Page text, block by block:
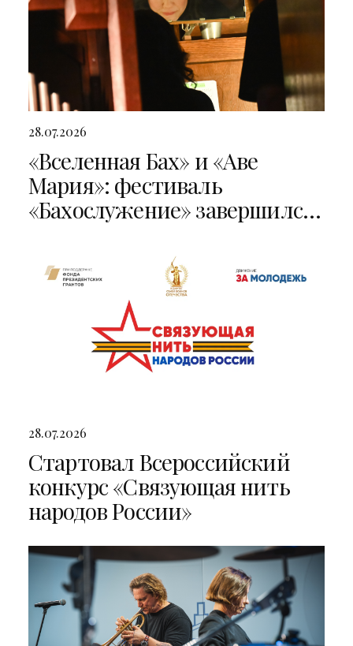
28.07.2026
«Вселенная Бах» и «Аве
Мария»: фестиваль
«Бахослужение» завершился
28.07.2026
Стартовал Всероссийский
конкурс «Связующая нить
народов России»